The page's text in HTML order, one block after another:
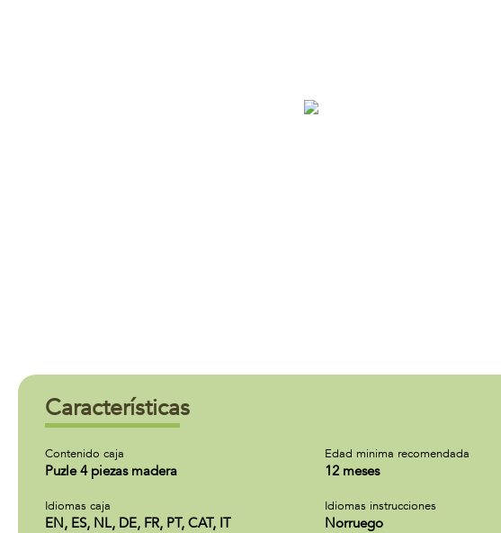
Características
Contenido caja
Puzle 4 piezas madera
Edad minima recomendada
12 meses
Idiomas caja
EN, ES, NL, DE, FR, PT, CAT, IT
Idiomas instrucciones
Norruego